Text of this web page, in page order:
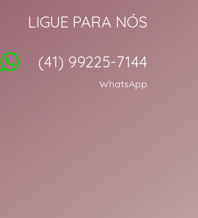
LIGUE PARA NÓS
(41) 99225-7144
WhatsApp